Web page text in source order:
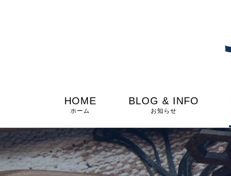
HOME
ホーム
BLOG & INFO
お知らせ